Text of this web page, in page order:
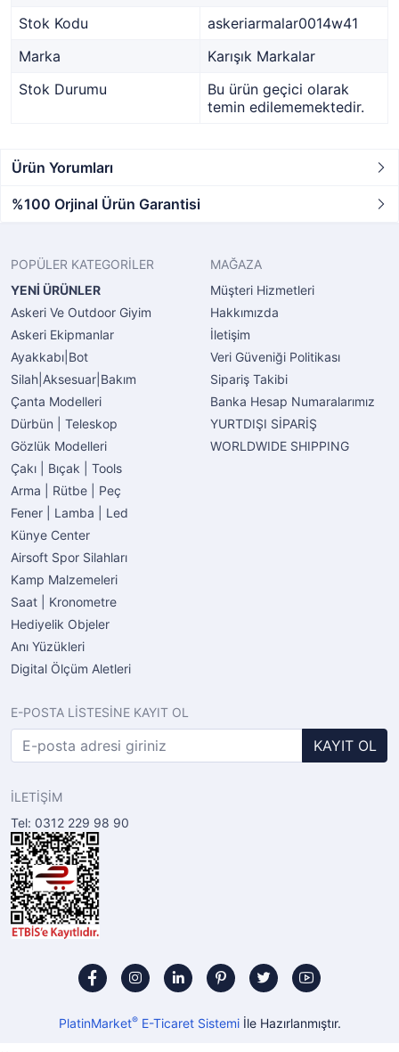
Stok Kodu
askeriarmalar0014w41
Marka
Karışık Markalar
Stok Durumu
Bu ürün geçici olarak
temin edilememektedir.
Ürün Yorumları
%100 Orjinal Ürün Garantisi
POPÜLER KATEGORİLER
YENİ ÜRÜNLER
Askeri Ve Outdoor Giyim
Askeri Ekipmanlar
Ayakkabı|Bot
Silah|Aksesuar|Bakım
Çanta Modelleri
Dürbün | Teleskop
Gözlük Modelleri
Çakı | Bıçak | Tools
Arma | Rütbe | Peç
Fener | Lamba | Led
Künye Center
Airsoft Spor Silahları
Kamp Malzemeleri
Saat | Kronometre
Hediyelik Objeler
Anı Yüzükleri
Digital Ölçüm Aletleri
MAĞAZA
Müşteri Hizmetleri
Hakkımızda
İletişim
Veri Güveniği Politikası
Sipariş Takibi
Banka Hesap Numaralarımız
YURTDIŞI SİPARİŞ
WORLDWIDE SHIPPING
E-POSTA LİSTESİNE KAYIT OL
KAYIT OL
İLETİŞİM
Tel: 0312 229 98 90
PlatinMarket®E-Ticaret Sistemiİle Hazırlanmıştır.